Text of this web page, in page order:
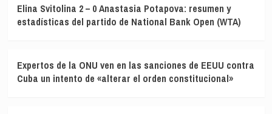
Elina Svitolina 2 – 0 Anastasia Potapova: resumen y
estadísticas del partido de National Bank Open (WTA)
Expertos de la ONU ven en las sanciones de EEUU contra
Cuba un intento de «alterar el orden constitucional»